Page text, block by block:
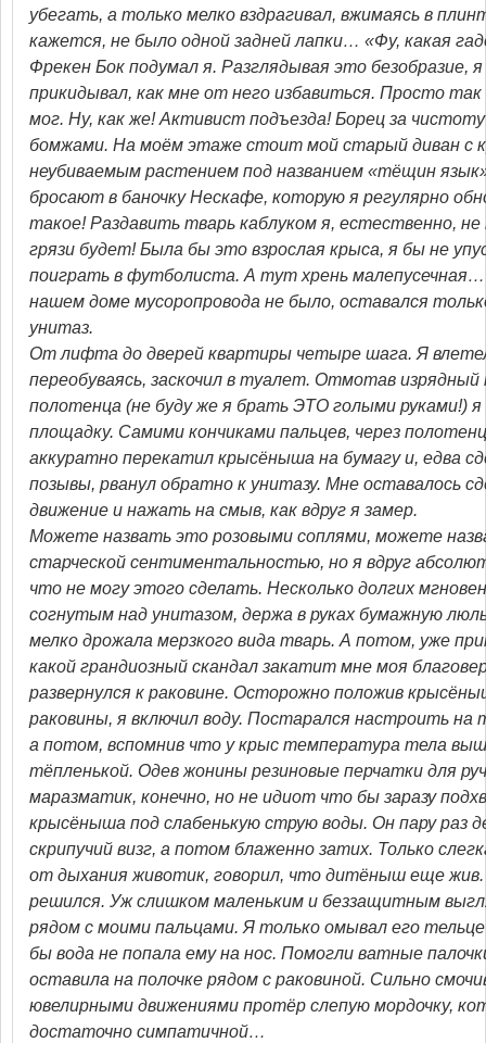
убегать, а только мелко вздрагивал, вжимаясь в
кажется, не было одной задней лапки… «Фу, какая
Фрекен Бок подумал я. Разглядывая это безобразие,
прикидывал, как мне от него избавиться. Просто
мог. Ну, как же! Активист подъезда! Борец за
бомжами. На моём этаже стоит мой старый диван с
неубиваемым растением под названием «тёщин язык»
бросают в баночку Нескафе, которую я регулярно
такое! Раздавить тварь каблуком я, естественно,
грязи будет! Была бы это взрослая крыса, я бы не
поиграть в футболиста. А тут хрень малепусечная…
нашем доме мусоропровода не было, оставался
унитаз.
От лифта до дверей квартиры четыре шага. Я
переобуваясь, заскочил в туалет. Отмотав изрядный
полотенца (не буду же я брать ЭТО голыми руками!) я
площадку. Самими кончиками пальцев, через
аккуратно перекатил крысёныша на бумагу и, едва
позывы, рванул обратно к унитазу. Мне оставалось
движение и нажать на смыв, как вдруг я замер.
Можете назвать это розовыми соплями, можете
старческой сентиментальностью, но я вдруг
что не могу этого сделать. Несколько долгих
согнутым над унитазом, держа в руках бумажную
мелко дрожала мерзкого вида тварь. А потом, уже
какой грандиозный скандал закатит мне моя
развернулся к раковине. Осторожно положив
раковины, я включил воду. Постарался настроить на
а потом, вспомнив что у крыс температура тела
тёпленькой. Одев жонины резиновые перчатки для
маразматик, конечно, но не идиот что бы заразу
крысёныша под слабенькую струю воды. Он пару раз
скрипучий визг, а потом блаженно затих. Только
от дыхания животик, говорил, что дитёныш еще жив.
решился. Уж слишком маленьким и беззащитным
рядом с моими пальцами. Я только омывал его
бы вода не попала ему на нос. Помогли ватные
оставила на полочке рядом с раковиной. Сильно
ювелирными движениями протёр слепую мордочку,
достаточно симпатичной…